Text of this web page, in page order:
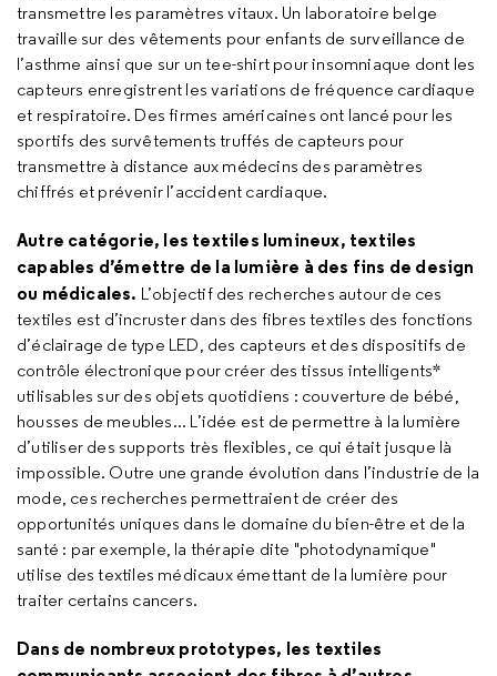
transmettre les paramètres vitaux. Un laboratoire belge
travaille sur des vêtements pour enfants de surveillance de
l’asthme ainsi que sur un tee-shirt pour insomniaque dont les
capteurs enregistrent les variations de fréquence cardiaque
et respiratoire. Des firmes américaines ont lancé pour les
sportifs des survêtements truffés de capteurs pour
transmettre à distance aux médecins des paramètres
chiffrés et prévenir l’accident cardiaque.
Autre catégorie, les textiles lumineux, textiles
capables d’émettre de la lumière à des fins de design
ou médicales. L’objectif des recherches autour de ces
textiles est d’incruster dans des fibres textiles des fonctions
d’éclairage de type LED, des capteurs et des dispositifs de
contrôle électronique pour créer des tissus intelligents*
utilisables sur des objets quotidiens : couverture de bébé,
housses de meubles... L’idée est de permettre à la lumière
d’utiliser des supports très flexibles, ce qui était jusque là
impossible. Outre une grande évolution dans l’industrie de la
mode, ces recherches permettraient de créer des
opportunités uniques dans le domaine du bien-être et de la
santé : par exemple, la thérapie dite "photodynamique"
utilise des textiles médicaux émettant de la lumière pour
traiter certains cancers.
Dans de nombreux prototypes, les textiles